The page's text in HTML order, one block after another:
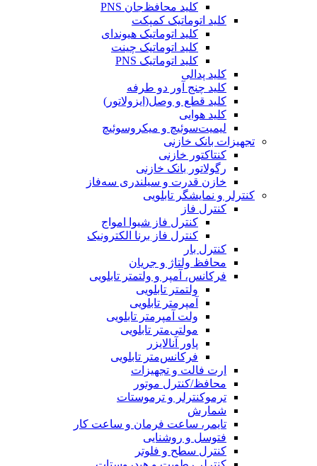
کلید محافظ‌جان PNS
کلید اتوماتیک کمپکت
کلید اتوماتیک هیوندای
کلید اتوماتیک چینت
کلید اتوماتیک PNS
کلید پدالی
کلید چنج آور دو طرفه
کلید قطع و وصل(ایزولاتور)
کلید هوایی
لیمیت‌سوئیچ و میکروسوئیچ
تجهیزات بانک خازنی
کنتاکتور خازنی
رگولاتور بانک خازنی
خازن قدرت و سیلندری سه‌فاز
کنترلر و نمایشگر تابلویی
کنترل فاز
کنترل فاز شیوا امواج
کنترل فاز برنا الکترونیک
کنترل بار
محافظ ولتاژ و جریان
فرکانس، آمپر و ولتمتر تابلویی
ولتمتر تابلویی
آمپرمتر تابلویی
ولت آمپرمتر تابلویی
مولتی‌متر تابلویی
پاور آنالایزر
فرکانس‌متر تابلویی
ارت فالت و تجهیزات
محافظ/کنترل موتور
ترموکنترلر و ترموستات
شمارش
تایمر، ساعت فرمان و ساعت کار
فتوسل و روشنایی
کنترل سطح و فلوتر